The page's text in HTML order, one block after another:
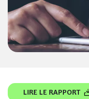
LIRE LE RAPPORT